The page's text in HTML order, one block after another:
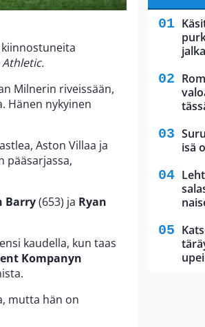
Athletic.
Milnerin riveissään,
Hänen nykyinen
Aston Villaa ja
pääsarjassa,
Barry(653) ja Ryan
kaudella, kun taas
Kompanyn
mutta hän on
isä